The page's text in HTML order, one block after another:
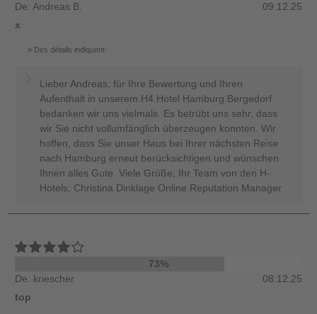
De: Andreas B.
09.12.25
x
Des détails indiquent
Lieber Andreas, für Ihre Bewertung und Ihren
Aufenthalt in unserem H4 Hotel Hamburg Bergedorf
bedanken wir uns vielmals. Es betrübt uns sehr, dass
wir Sie nicht vollumfänglich überzeugen konnten. Wir
hoffen, dass Sie unser Haus bei Ihrer nächsten Reise
nach Hamburg erneut berücksichtigen und wünschen
Ihnen alles Gute. Viele Grüße, Ihr Team von den H-
Hotels, Christina Dinklage Online Reputation Manager
73%
De: kriescher
08.12.25
top